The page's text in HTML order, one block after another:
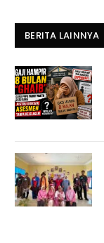
BERITA LAINNYA